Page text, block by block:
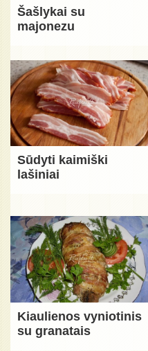
Šašlykai su
majonezu
Sūdyti kaimiški
lašiniai
Kiaulienos vyniotinis
su granatais